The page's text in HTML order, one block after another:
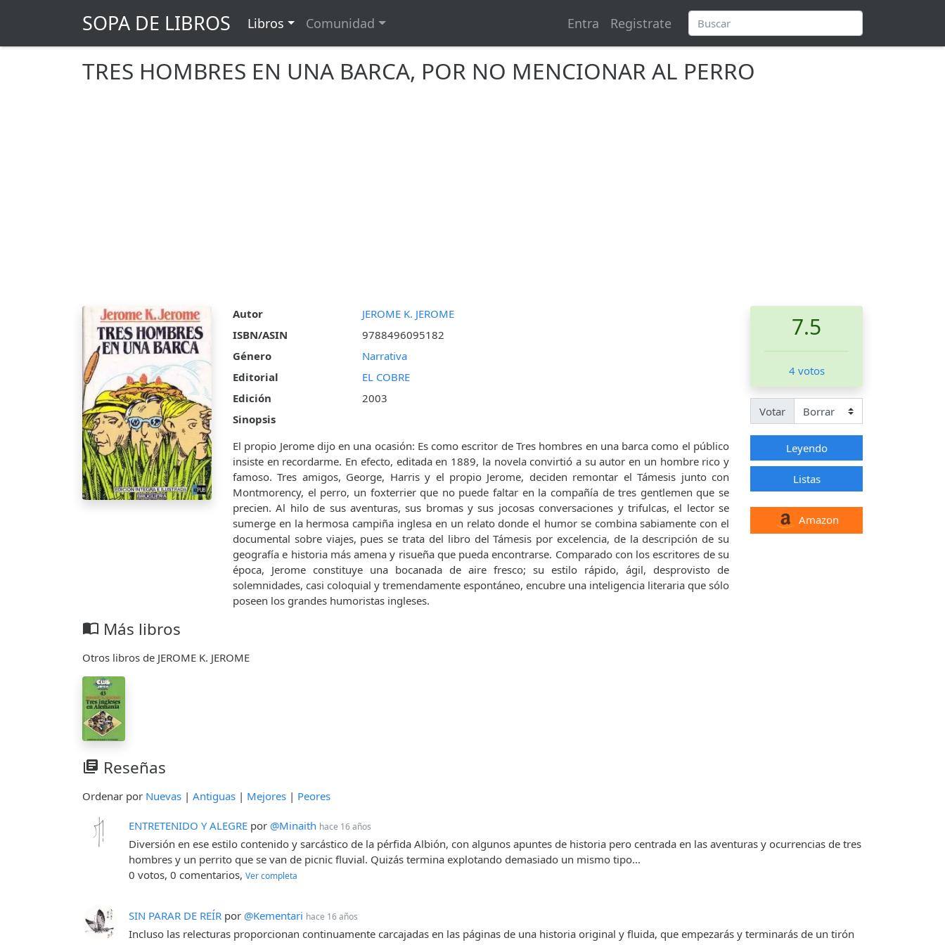
SOPA DE LIBROS Libros Comunidad Entra Registrate
TRES HOMBRES EN UNA BARCA, POR NO MENCIONAR AL PERRO
Autor
JEROME K. JEROME
ISBN/ASIN
9788496095182
Género
Narrativa
Editorial
EL COBRE
Edición
2003
Sinopsis
El propio Jerome dijo en una ocasión: Es como escritor de Tres hombres en una barca como el público
insiste en recordarme. En efecto, editada en 1889, la novela convirtió a su autor en un hombre rico y
famoso. Tres amigos, George, Harris y el propio Jerome, deciden remontar el Támesis junto con
Montmorency, el perro, un foxterrier que no puede faltar en la compañía de tres gentlemen que se
precien. Al hilo de sus aventuras, sus bromas y sus jocosas conversaciones y trifulcas, el lector se
sumerge en la hermosa campiña inglesa en un relato donde el humor se combina sabiamente con el
documental sobre viajes, pues se trata del libro del Támesis por excelencia, de la descripción de su
geografía e historia más amena y risueña que pueda encontrarse. Comparado con los escritores de su
época, Jerome constituye una bocanada de aire fresco; su estilo rápido, ágil, desprovisto de
solemnidades, casi coloquial y tremendamente espontáneo, encubre una inteligencia literaria que sólo
poseen los grandes humoristas ingleses.
7.5
4 votos
Votar
Leyendo
Listas
Amazon
import_contacts Más libros
Otros libros de JEROME K. JEROME
library_books Reseñas
Ordenar por Nuevas | Antiguas | Mejores | Peores
ENTRETENIDO Y ALEGRE por @Minaith hace 16 años
Diversión en ese estilo contenido y sarcástico de la pérfida Albión, con algunos apuntes de historia pero centrada en las aventuras y ocurrencias de tres
hombres y un perrito que se van de picnic fluvial. Quizás termina explotando demasiado un mismo tipo...
0 votos, 0 comentarios, Ver completa
SIN PARAR DE REÍR por @Kementari hace 16 años
Incluso las relecturas proporcionan continuamente carcajadas en las páginas de una historia original y fluida, que empezarás y terminarás de un tirón